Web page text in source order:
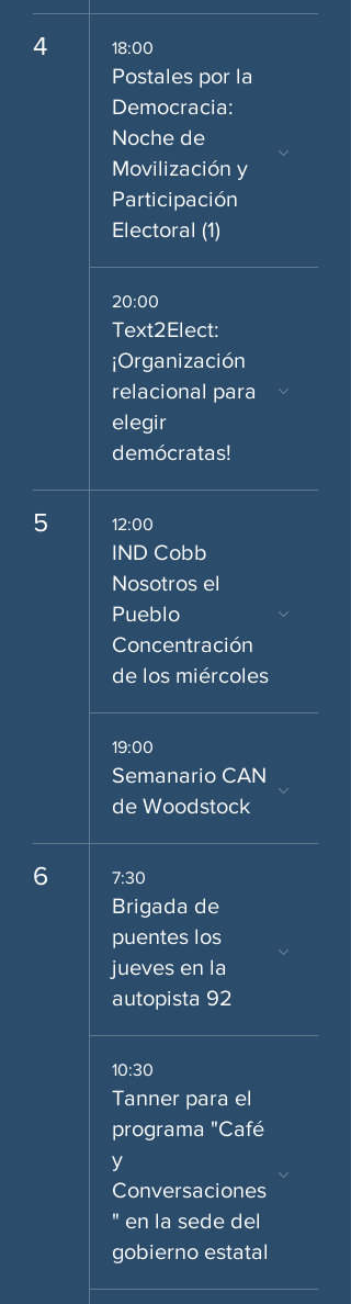
4 18:00
Postales por la
Democracia:
Noche de
Movilización y
Participación
Electoral (1)
20:00
Text2Elect:
¡Organización
relacional para
elegir
demócratas!
5 12:00
IND Cobb
Nosotros el
Pueblo
Concentración
de los miércoles
19:00
Semanario CAN
de Woodstock
6 7:30
Brigada de
puentes los
jueves en la
autopista 92
10:30
Tanner para el
programa "Café
y
Conversaciones
" en la sede del
gobierno estatal